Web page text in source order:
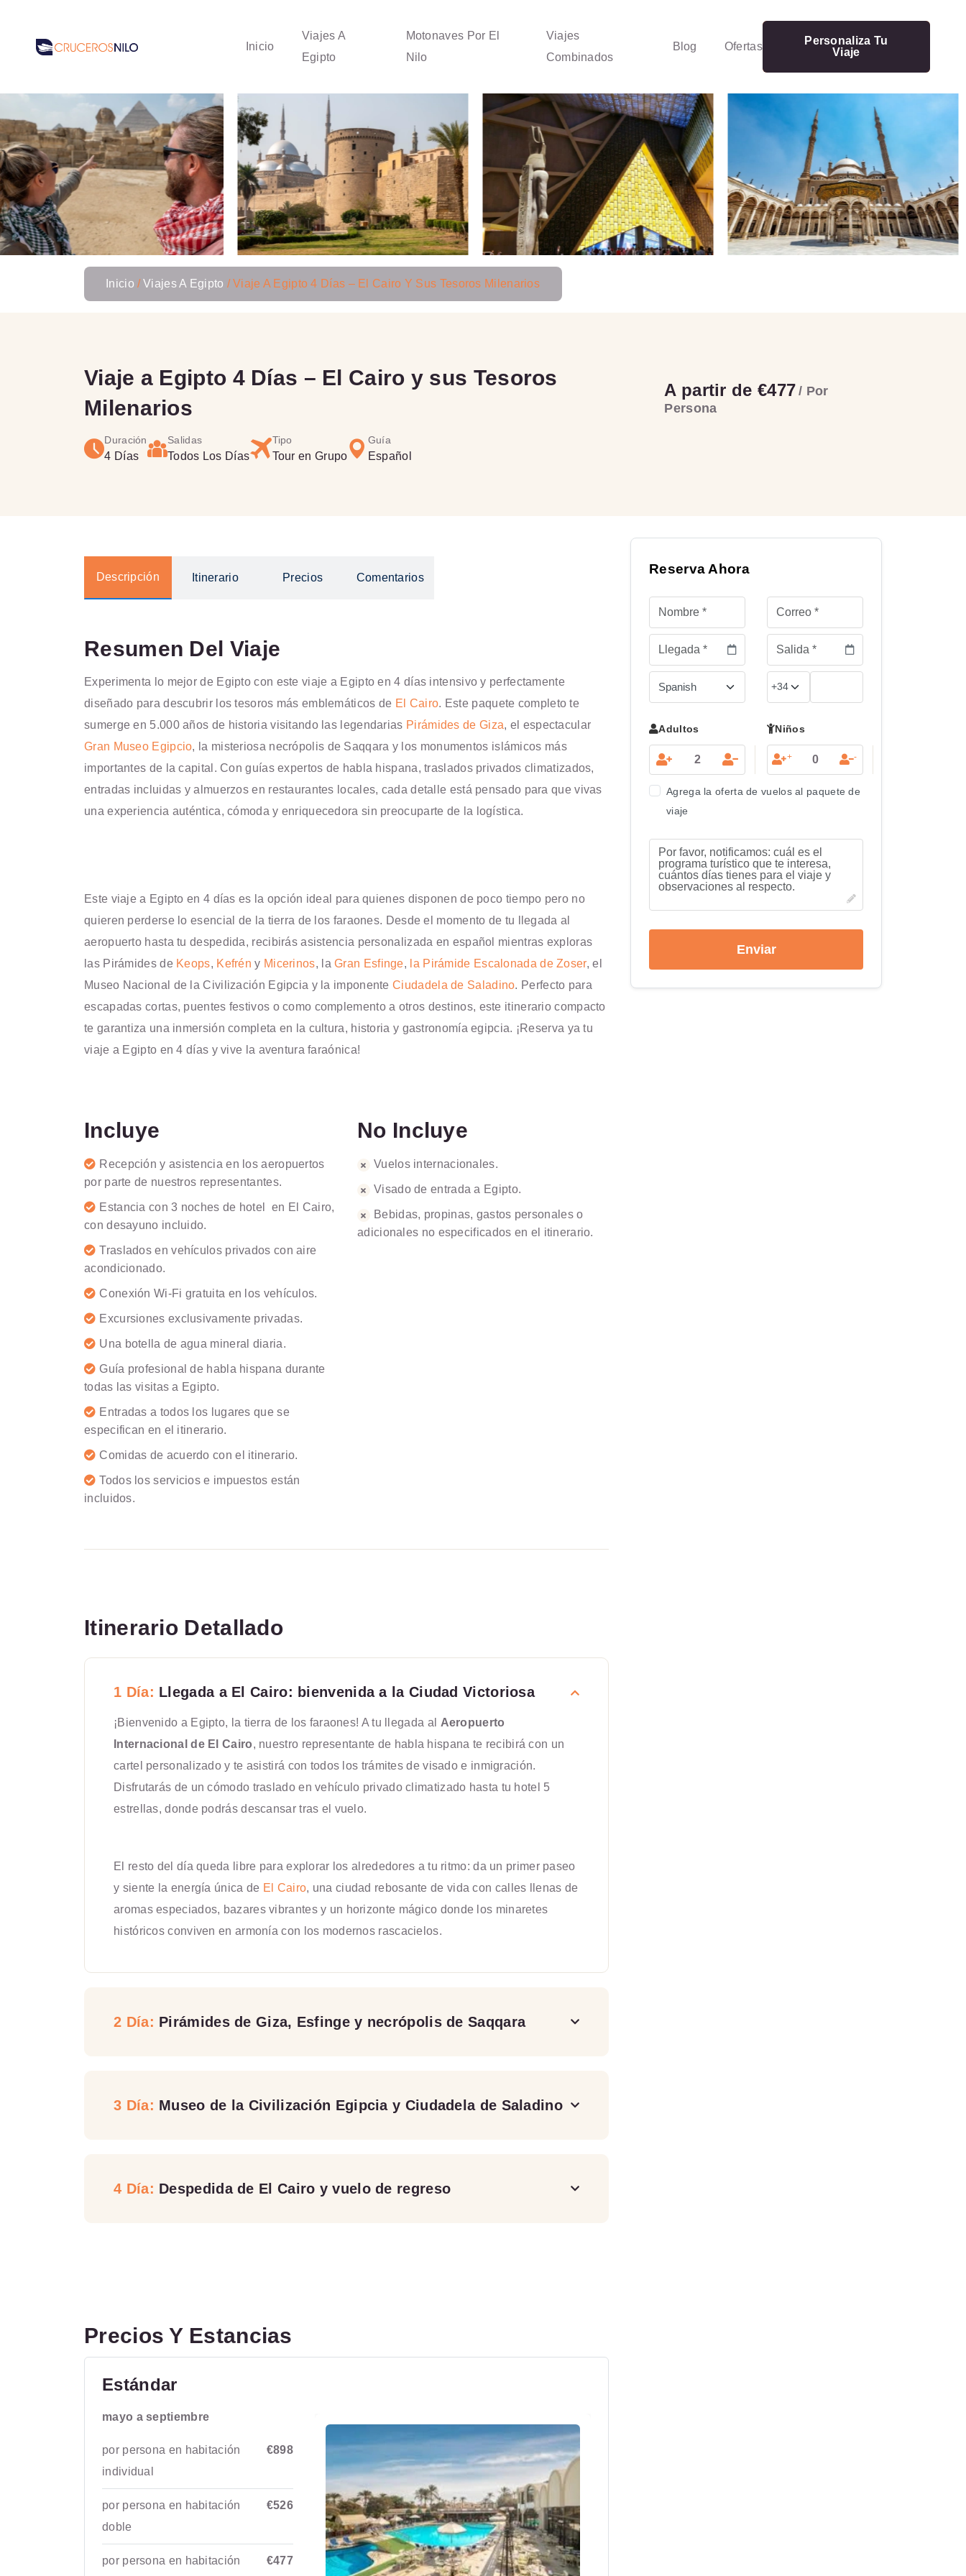
Inicio
Viajes A
Egipto
Motonaves Por El
Nilo
Viajes
Combinados
Blog Ofertas
Personaliza Tu
Viaje
Inicio Viajes A Egipto Viaje A Egipto 4 Días – El Cairo Y Sus Tesoros Milenarios
Viaje a Egipto 4 Días – El Cairo y sus Tesoros
Milenarios
A partir de €477 / Por
Persona
Duración
4 Días
Salidas
Todos Los Días
Tipo
Tour en Grupo
Guía
Español
Descripción Itinerario Precios Comentarios
Resumen Del Viaje
Experimenta lo mejor de Egipto con este viaje a Egipto en 4 días intensivo y perfectamente
diseñado para descubrir los tesoros más emblemáticos de El Cairo. Este paquete completo te
sumerge en 5.000 años de historia visitando las legendarias Pirámides de Giza, el espectacular
Gran Museo Egipcio, la misteriosa necrópolis de Saqqara y los monumentos islámicos más
importantes de la capital. Con guías expertos de habla hispana, traslados privados climatizados,
entradas incluidas y almuerzos en restaurantes locales, cada detalle está pensado para que vivas
una experiencia auténtica, cómoda y enriquecedora sin preocuparte de la logística.
Este viaje a Egipto en 4 días es la opción ideal para quienes disponen de poco tiempo pero no
quieren perderse lo esencial de la tierra de los faraones. Desde el momento de tu llegada al
aeropuerto hasta tu despedida, recibirás asistencia personalizada en español mientras exploras
las Pirámides de Keops, Kefrén y Micerinos, laGran Esfinge, la Pirámide Escalonada de Zoser, el
Museo Nacional de la Civilización Egipcia y la imponente Ciudadela de Saladino. Perfecto para
escapadas cortas, puentes festivos o como complemento a otros destinos, este itinerario compacto
te garantiza una inmersión completa en la cultura, historia y gastronomía egipcia. ¡Reserva ya tu
viaje a Egipto en 4 días y vive la aventura faraónica!
Incluye
Recepción y asistencia en los aeropuertos
por parte de nuestros representantes.
Estancia con 3 noches de hotel en El Cairo,
con desayuno incluido.
Traslados en vehículos privados con aire
acondicionado.
Conexión Wi-Fi gratuita en los vehículos.
Excursiones exclusivamente privadas.
Una botella de agua mineral diaria.
Guía profesional de habla hispana durante
todas las visitas a Egipto.
Entradas a todos los lugares que se
especifican en el itinerario.
Comidas de acuerdo con el itinerario.
Todos los servicios e impuestos están
incluidos.
No Incluye
Vuelos internacionales.
Visado de entrada a Egipto.
Bebidas, propinas, gastos personales o
adicionales no especificados en el itinerario.
Itinerario Detallado
1 Día: Llegada a El Cairo: bienvenida a la Ciudad Victoriosa
¡Bienvenido a Egipto, la tierra de los faraones! A tu llegada al Aeropuerto
Internacional de El Cairo, nuestro representante de habla hispana te recibirá con un
cartel personalizado y te asistirá con todos los trámites de visado e inmigración.
Disfrutarás de un cómodo traslado en vehículo privado climatizado hasta tu hotel 5
estrellas, donde podrás descansar tras el vuelo.
El resto del día queda libre para explorar los alrededores a tu ritmo: da un primer paseo
y siente la energía única de El Cairo, una ciudad rebosante de vida con calles llenas de
aromas especiados, bazares vibrantes y un horizonte mágico donde los minaretes
históricos conviven en armonía con los modernos rascacielos.
2 Día: Pirámides de Giza, Esfinge y necrópolis de Saqqara
3 Día: Museo de la Civilización Egipcia y Ciudadela de Saladino
4 Día: Despedida de El Cairo y vuelo de regreso
Precios Y Estancias
Estándar
mayo a septiembre
por persona en habitación
individual
€898
por persona en habitación
doble
€526
por persona en habitación
€477
Reserva Ahora
Adultos Niños
+ -
Agrega la oferta de vuelos al paquete de
viaje
Enviar